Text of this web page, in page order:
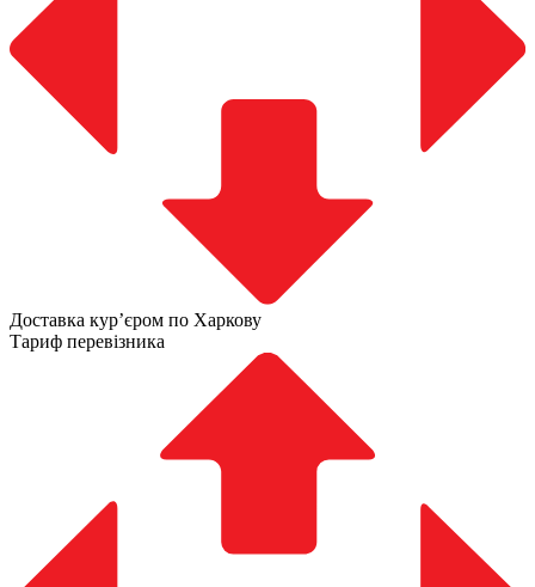
Доставка курʼєром по Харкову
Тариф перевізника